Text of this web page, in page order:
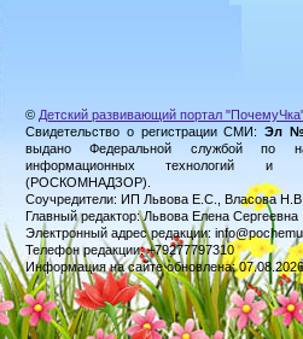
© Детский развивающий портал
Свидетельство о регистрации СМИ: Эл
выдано Федеральной службой по
информационных технологий и
(РОСКОМНАДЗОР).
Соучредители: ИП Львова Е.С., Власова Н.В.
Главный редактор: Львова Елена Сергеевна
Электронный адрес редакции:
Телефон редакции: +79277797310
Информация на сайте обновлена: 07.08.2026